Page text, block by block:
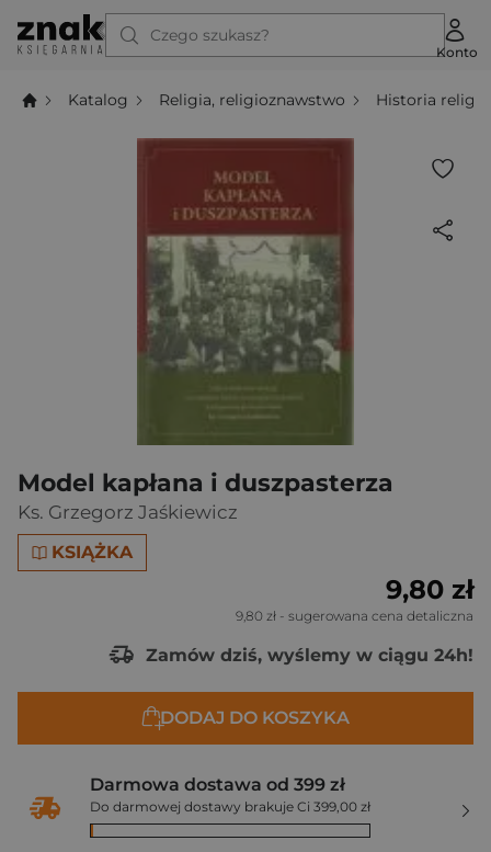
Czego szukasz?
Konto
Katalog Religia, religioznawstwo Historia religii
Model kapłana i duszpasterza
Ks. Grzegorz Jaśkiewicz
KSIĄŻKA
9,80 zł
9,80 zł - sugerowana cena detaliczna
Zamów dziś, wyślemy w ciągu 24h!
DODAJ DO KOSZYKA
Darmowa dostawa od 399 zł
Do darmowej dostawy brakuje Ci 399,00 zł